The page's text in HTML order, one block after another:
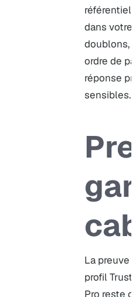
référentiel
dans votre
doublons,
ordre de
réponse
sensibles.
La preuve
profil
Pro reste